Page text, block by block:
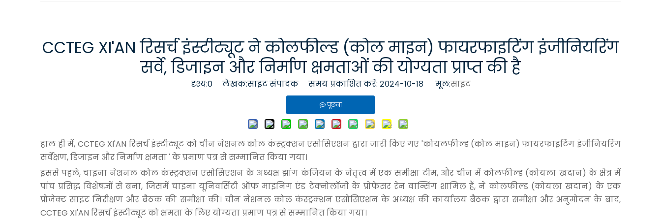
CCTEG XI'AN रिसर्च इंस्टीट्यूट ने कोलफील्ड (कोल माइन) फायरफाइटिंग इंजीनियरिंग
सर्वे, डिजाइन और निर्माण क्षमताओं की योग्यता प्राप्त की है
दृश्य:0लेखक:साइट संपादक समय प्रकाशित करें: २०२४-१०-१८ मूल:साइट
पूछना
हाल ही में, CCTEG XI'AN रिसर्च इंस्टीट्यूट को चीन नेशनल कोल कंस्ट्रक्शन एसोसिएशन द्वारा जारी किए गए 'कोयलफील्ड (कोल माइन) फायरफाइटिंग इंजीनियरिंग
सर्वेक्षण, डिजाइन और निर्माण क्षमता ' के प्रमाण पत्र से सम्मानित किया गया।
इससे पहले, चाइना नेशनल कोल कंस्ट्रक्शन एसोसिएशन के अध्यक्ष झांग कंजियन के नेतृत्व में एक समीक्षा टीम, और चीन में कोलफील्ड (कोयला खदान) के क्षेत्र में
पांच प्रसिद्ध विशेषज्ञों से बना, जिसमें चाइना यूनिवर्सिटी ऑफ माइनिंग एंड टेक्नोलॉजी के प्रोफेसर रेन वान्सिंग शामिल हैं, ने कोलफील्ड (कोयला खदान) के एक
प्रोजेक्ट साइट निरीक्षण और बैठक की समीक्षा की। चीन नेशनल कोल कंस्ट्रक्शन एसोसिएशन के अध्यक्ष की कार्यालय बैठक द्वारा समीक्षा और अनुमोदन के बाद,
CCTEG XI'AN रिसर्च इंस्टीट्यूट को क्षमता के लिए योग्यता प्रमाण पत्र से सम्मानित किया गया।